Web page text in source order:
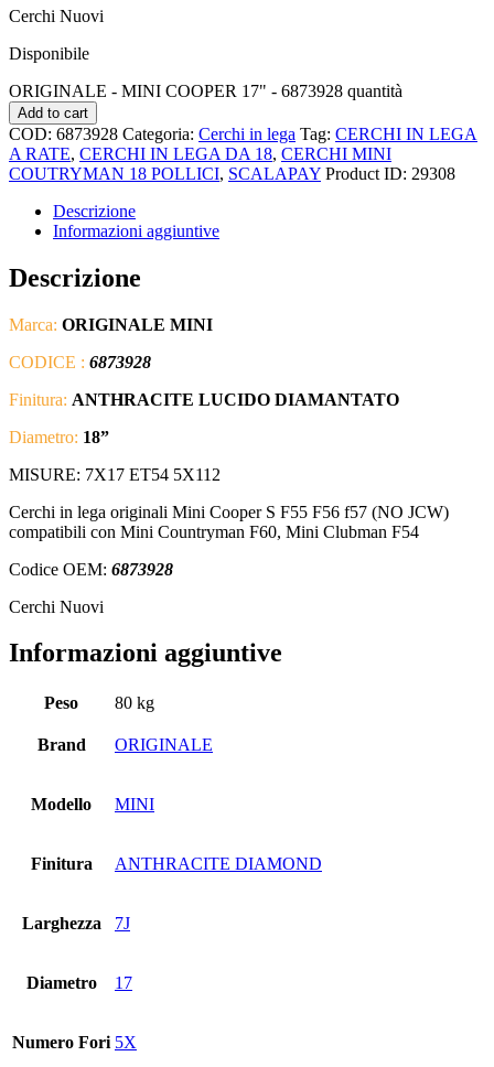
Cerchi Nuovi
Disponibile
ORIGINALE - MINI COOPER 17" - 6873928 quantità
Add to cart
COD: 6873928 Categoria: Cerchi in lega Tag: CERCHI IN LEGA
A RATE, CERCHI IN LEGA DA 18, CERCHI MINI
COUTRYMAN 18 POLLICI, SCALAPAY Product ID: 29308
Descrizione
Informazioni aggiuntive
Descrizione
Marca: ORIGINALE MINI
CODICE : 6873928
Finitura: ANTHRACITE LUCIDO DIAMANTATO
Diametro: 18”
MISURE: 7X17 ET54 5X112
Cerchi in lega originali Mini Cooper S F55 F56 f57 (NO JCW)
compatibili con Mini Countryman F60, Mini Clubman F54
Codice OEM: 6873928
Cerchi Nuovi
Informazioni aggiuntive
Peso 80 kg
Brand ORIGINALE
Modello MINI
Finitura ANTHRACITE DIAMOND
Larghezza 7J
Diametro 17
Numero Fori 5X